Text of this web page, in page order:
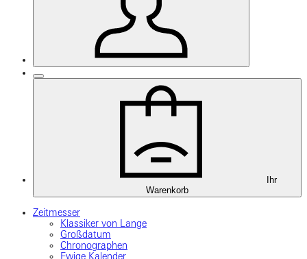
Ihr
Warenkorb
Zeitmesser
Klassiker von Lange
Großdatum
Chronographen
Ewige Kalender